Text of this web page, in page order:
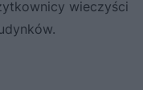
wieczyści